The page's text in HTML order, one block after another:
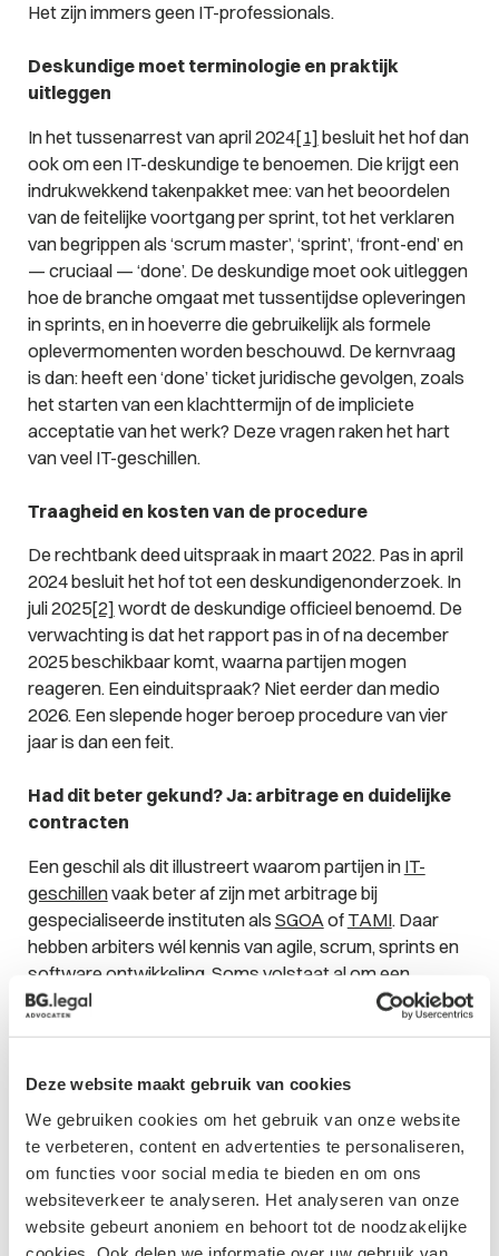
Deze website maakt gebruik van cookies
We gebruiken cookies om het gebruik van onze website
te verbeteren, content en advertenties te personaliseren,
om functies voor social media te bieden en om ons
websiteverkeer te analyseren. Het analyseren van onze
website gebeurt anoniem en behoort tot de noodzakelijke
Het zijn immers geen IT-professionals.
Deskundige moet terminologie en praktijk
uitleggen
In het tussenarrest van april 2024[1] besluit het hof dan
ook om een IT-deskundige te benoemen. Die krijgt een
indrukwekkend takenpakket mee: van het beoordelen
van de feitelijke voortgang per sprint, tot het verklaren
van begrippen als ‘scrum master’, ‘sprint’, ‘front-end’ en
— cruciaal — ‘done’. De deskundige moet ook uitleggen
hoe de branche omgaat met tussentijdse opleveringen
in sprints, en in hoeverre die gebruikelijk als formele
oplevermomenten worden beschouwd. De kernvraag
is dan: heeft een ‘done’ ticket juridische gevolgen, zoals
het starten van een klachttermijn of de impliciete
acceptatie van het werk? Deze vragen raken het hart
van veel IT-geschillen.
Traagheid en kosten van de procedure
De rechtbank deed uitspraak in maart 2022. Pas in april
2024 besluit het hof tot een deskundigenonderzoek. In
juli 2025[2] wordt de deskundige officieel benoemd. De
verwachting is dat het rapport pas in of na december
2025 beschikbaar komt, waarna partijen mogen
reageren. Een einduitspraak? Niet eerder dan medio
2026. Een slepende hoger beroep procedure van vier
jaar is dan een feit.
Had dit beter gekund? Ja: arbitrage en duidelijke
contracten
Een geschil als dit illustreert waarom partijen in IT-
geschillenvaak beter af zijn met arbitrage bij
gespecialiseerde instituten als SGOA ofTAMI. Daar
hebben arbiters wél kennis van agile, scrum, sprints en
software ontwikkeling. Soms volstaat al om een
materie-deskundige, in het kader van een bindend
advies, een oordeel te laten geven. Met zo’n oordeel
relevant wanneer partijen met elkaar door willen gaan.
in moet geven. Daarna gaan ze verder met elkaar. Dan
kun je gaan jaren wachten op een uitspraak van een
gerechtshof. Dan wil je binnen een paar weken
duidelijkheid. Daarnaast onderstreept deze zaak het
belang van duidelijke contracten. Definieer wat